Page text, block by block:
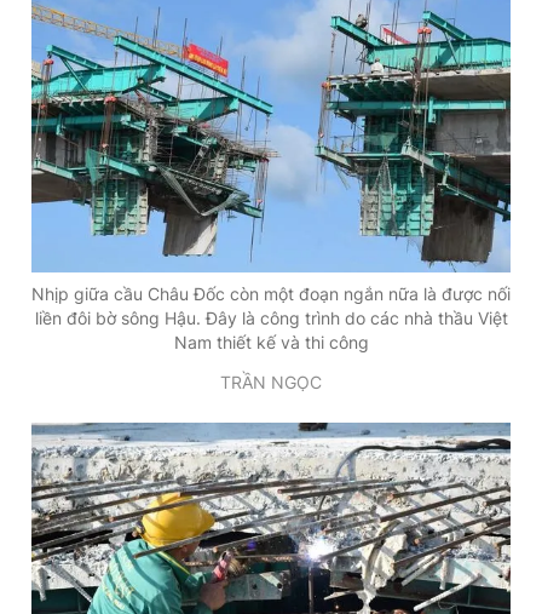
Nhịp giữa cầu Châu Đốc còn một đoạn ngắn nữa là được nối
liền đôi bờ sông Hậu. Đây là công trình do các nhà thầu Việt
Nam thiết kế và thi công
TRẦN NGỌC